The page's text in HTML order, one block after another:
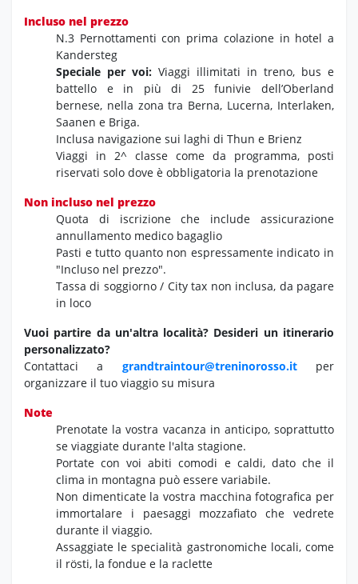
Incluso nel prezzo
N.3 Pernottamenti con prima colazione in hotel a
Kandersteg
Speciale per voi: Viaggi illimitati in treno, bus e
battello e in più di 25 funivie dell’Oberland
bernese, nella zona tra Berna, Lucerna, Interlaken,
Saanen e Briga.
Inclusa navigazione sui laghi di Thun e Brienz
Viaggi in 2^ classe come da programma, posti
riservati solo dove è obbligatoria la prenotazione
Non incluso nel prezzo
Quota di iscrizione che include assicurazione
annullamento medico bagaglio
Pasti e tutto quanto non espressamente indicato in
"Incluso nel prezzo".
Tassa di soggiorno / City tax non inclusa, da pagare
in loco
Vuoi partire da un'altra località? Desideri un itinerario
personalizzato?
Contattaci a grandtraintour@treninorosso.it
per
organizzare il tuo viaggio su misura
Note
Prenotate la vostra vacanza in anticipo,soprattutto
se viaggiate durante l'alta stagione.
Portate con voi abiti comodi e caldi,dato che il
clima in montagna può essere variabile.
Non dimenticate la vostra macchina fotografica per
immortalare i paesaggi mozzafiato che vedrete
durante il viaggio.
Assaggiate le specialità gastronomiche locali,come
il rösti, la fondue e la raclette